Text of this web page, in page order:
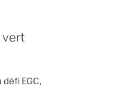
vert
EGC,